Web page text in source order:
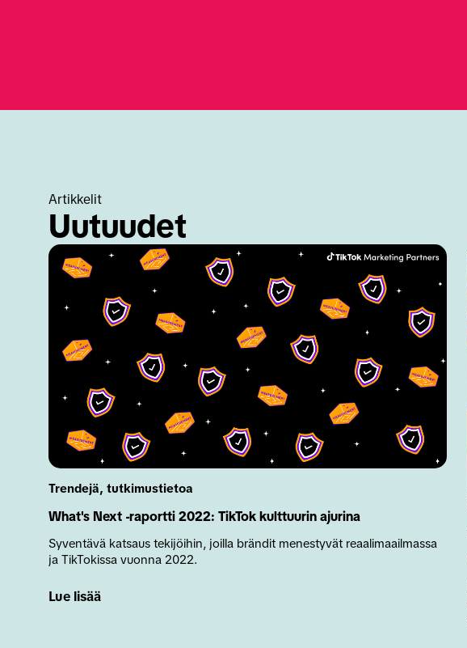
Artikkelit
Uutuudet
Trendejä, tutkimustietoa
What's Next -raportti 2022: TikTok kulttuurin ajurina
Syventävä katsaus tekijöihin, joilla brändit menestyvät reaalimaailmassa
ja TikTokissa vuonna 2022.
Lue lisää